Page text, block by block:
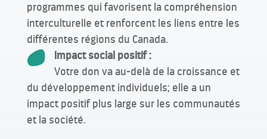
programmes qui favorisent la compréhension
interculturelle et renforcent les liens entre les
différentes régions du Canada.
Impact social positif :
Votre don va au-delà de la croissance et
du développement individuels; elle a un
impact positif plus large sur les communautés
et la société.